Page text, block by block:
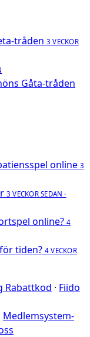
tråden 3 VECKOR
Gåta-tråden
online 3
3 VECKOR SEDAN ·
online? 4
tiden? 4 VECKOR
Rabattkod · Fiido
Medlemsystem-